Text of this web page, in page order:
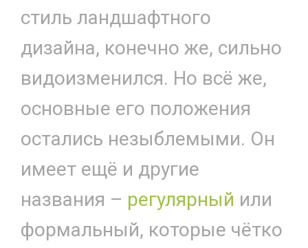
стиль ландшафтного
дизайна, конечно же, сильно
видоизменился. Но всё же,
основные его положения
остались незыблемыми. Он
имеет ещё и другие
названия – регулярный или
формальный, которые чётко